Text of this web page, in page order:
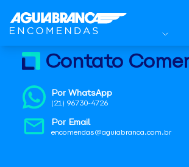
Contato
Por WhatsApp
(21) 96730-4726
Por Email
encomendas@aguiabranca.com.br